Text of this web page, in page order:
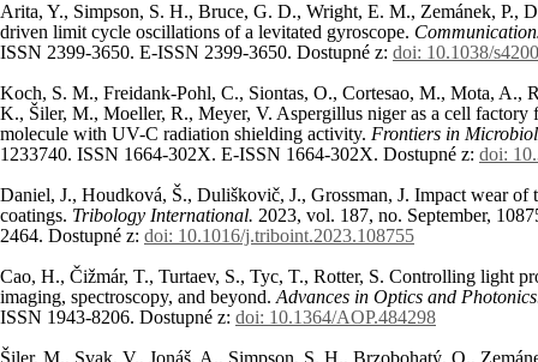
Arita, Y., Simpson, S. H., Bruce, G. D., Wright, E. M., Zemánek, P.,
driven limit cycle oscillations of a levitated gyroscope.
ISSN 2399-3650. E-ISSN 2399-3650. Dostupné z: doi: 10.1038/
Koch, S. M., Freidank-Pohl, C., Siontas, O., Cortesao, M., Mota, A.,
K., Šiler, M., Moeller, R., Meyer, V. Aspergillus niger as a cell factory
molecule with UV-C radiation shielding activity. Frontiers in
1233740. ISSN 1664-302X. E-ISSN 1664-302X. Dostupné z: doi:
Daniel, J., Houdková, Š., Duliškovič, J., Grossman, J. Impact wear of
coatings. Tribology International. 2023, vol. 187, no. September,
2464. Dostupné z: doi: 10.1016/j.triboint.2023.108755
Cao, H., Čižmár, T., Turtaev, S., Tyc, T., Rotter, S. Controlling light
imaging, spectroscopy, and beyond. Advances in Optics and
ISSN 1943-8206. Dostupné z: doi: 10.1364/AOP.484298
Šiler, M., Svak, V., Jonáš, A., Simpson, S. H., Brzobohatý, O.,